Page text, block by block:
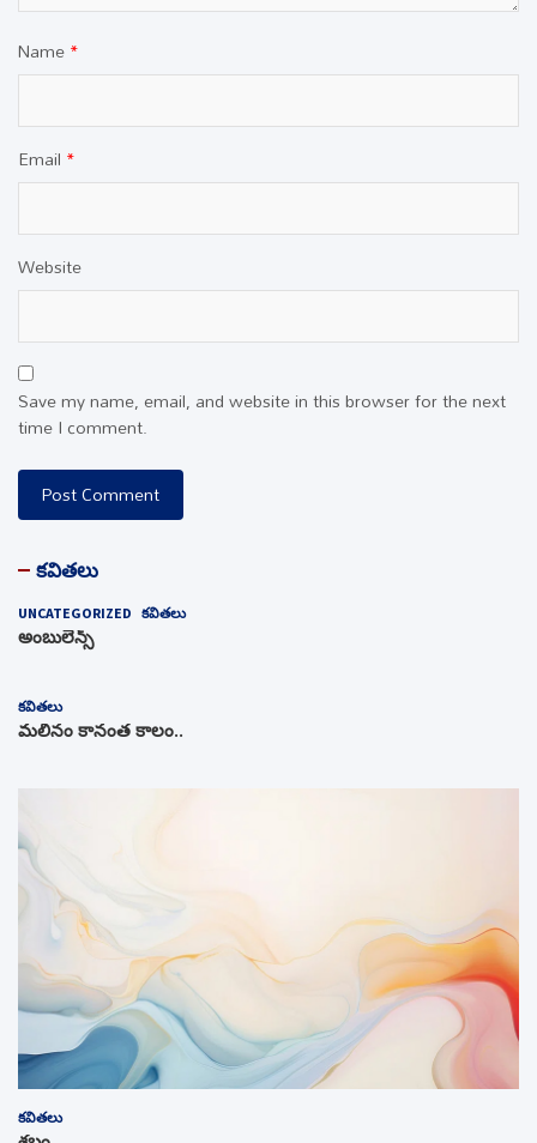
Name*
Email *
Website
Save my name, email, and website in this browser for the next
time I comment.
కవితలు
UNCATEGORIZED కవితలు
అంబులెన్స్‌
కవితలు
మలినం కానంత కాలం..
కవితలు